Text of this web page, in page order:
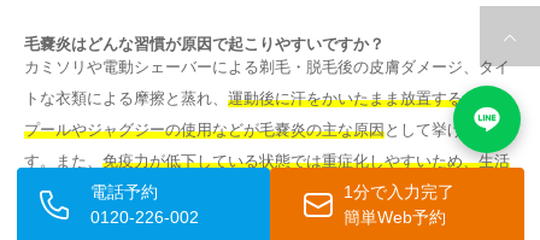
毛嚢炎はどんな習慣が原因で起こりやすいですか？
カミソリや電動シェーバーによる剃毛・脱毛後の皮膚ダメージ、タイ
トな衣類による摩擦と蒸れ、 運動後に汗をかいたまま放置すること、
プールやジャグジーの使用などが毛嚢炎の主な原因として挙げられま
す。また、 免疫力が低下している状態では重症化しやすいため、生活
習慣の見直しが予防に有効
電話予約
0120-226-002
1分で入力完了
簡単Web予約